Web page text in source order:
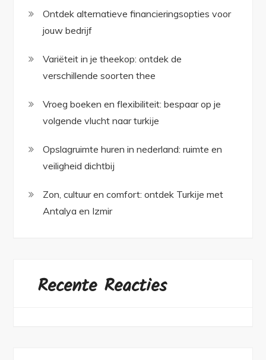
Ontdek alternatieve financieringsopties voor
jouw bedrijf
Variëteit in je theekop: ontdek de
verschillende soorten thee
Vroeg boeken en flexibiliteit: bespaar op je
volgende vlucht naar turkije
Opslagruimte huren in nederland: ruimte en
veiligheid dichtbij
Zon, cultuur en comfort: ontdek Turkije met
Antalya en Izmir
Recente Reacties